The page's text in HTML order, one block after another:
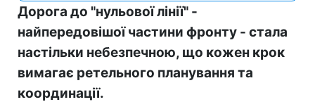
Дорога до "нульової лінії" -
найпередовішої частини фронту - стала
настільки небезпечною, що кожен крок
вимагає ретельного планування та
координації.